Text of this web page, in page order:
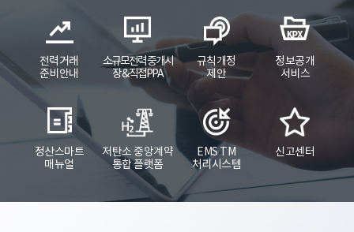
전력거래
준비안내
소규모전력 중개시
장 & 직접PPA
규칙개정
제안
정보공개
서비스
정산스마트
매뉴얼
저탄소 중앙계약
통합 플랫폼
EMS TM
처리시스템
신고센터